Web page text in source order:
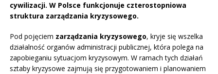
cywilizacji. W Polsce funkcjonuje czterostopniowa
struktura zarządzania kryzysowego.
Pod pojęciem zarządzania kryzysowego, kryje się wszelka
działalność organów administracji publicznej, która polega na
zapobieganiu sytuacjom kryzysowym. W ramach tych działań
sztaby kryzysowe zajmują się przygotowaniem i planowaniem